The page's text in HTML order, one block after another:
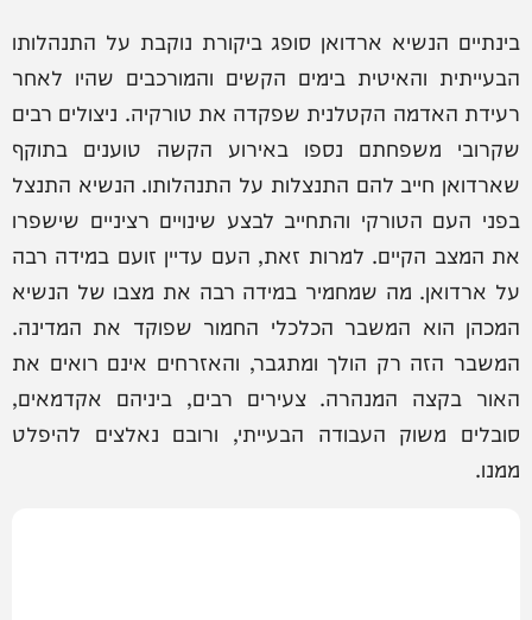
בינתיים הנשיא ארדואן סופג ביקורת נוקבת על התנהלותו
הבעייתית והאיטית בימים הקשים והמורכבים שהיו לאחר
רעידת האדמה הקטלנית שפקדה את טורקיה. ניצולים רבים
שקרובי משפחתם נספו באירוע הקשה טוענים בתוקף
שארדואן חייב להם התנצלות על התנהלותו. הנשיא התנצל
בפני העם הטורקי והתחייב לבצע שינויים רציניים שישפרו
את המצב הקיים. למרות זאת, העם עדיין זועם במידה רבה
על ארדואן. מה שמחמיר במידה רבה את מצבו של הנשיא
המכהן הוא המשבר הכלכלי החמור שפוקד את המדינה.
המשבר הזה רק הולך ומתגבר, והאזרחים אינם רואים את
האור בקצה המנהרה. צעירים רבים, ביניהם אקדמאים,
סובלים משוק העבודה הבעייתי, ורובם נאלצים להיפלט
ממנו.